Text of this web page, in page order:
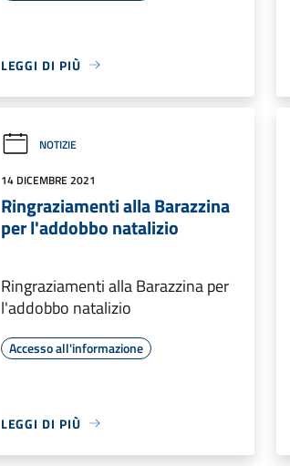
LEGGI DI PIÙ
NOTIZIE
14 DICEMBRE 2021
Ringraziamenti alla Barazzina
per l'addobbo natalizio
Ringraziamenti alla Barazzina per
l'addobbo natalizio
Accesso all'informazione
LEGGI DI PIÙ